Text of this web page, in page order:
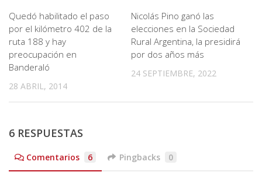
Quedó habilitado el paso
por el kilómetro 402 de la
ruta 188 y hay
preocupación en
Banderaló
28 ABRIL, 2014
Nicolás Pino ganó las
elecciones en la Sociedad
Rural Argentina, la presidirá
por dos años más
24 SEPTIEMBRE, 2022
6 RESPUESTAS
Comentarios 6 Pingbacks 0